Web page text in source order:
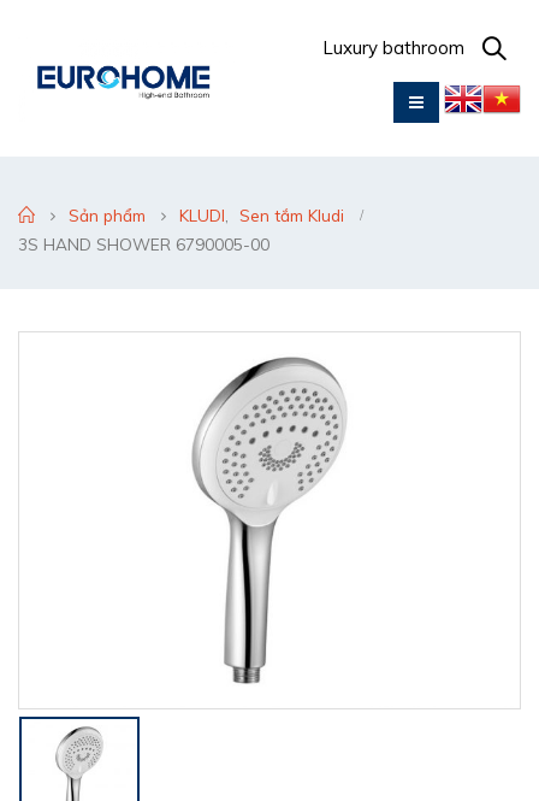
Luxury bathroom
Sản phẩm KLUDI
Sen tắm Kludi
3S HAND SHOWER 6790005-00